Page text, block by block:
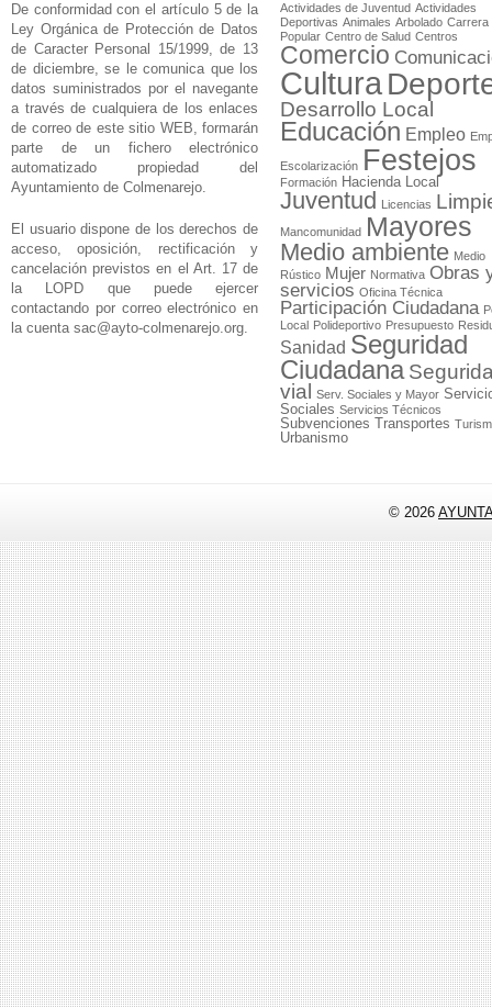
De conformidad con el artículo 5 de la
Ley Orgánica de Protección de Datos
de Caracter Personal 15/1999, de 13
de diciembre, se le comunica que los
datos suministrados por el navegante
a través de cualquiera de los enlaces
de correo de este sitio WEB, formarán
parte de un fichero electrónico
automatizado propiedad del
Ayuntamiento de Colmenarejo.
El usuario dispone de los derechos de
acceso, oposición, rectificación y
cancelación previstos en el Art. 17 de
la LOPD que puede ejercer
contactando por correo electrónico en
la cuenta sac@ayto-colmenarejo.org.
Actividades de Juventud Actividades
Deportivas Animales Arbolado Carrera
Popular Centro de Salud Centros
Comercio
Cultura
Desarrollo Local
Educación Empleo
Escolarización Festejos
Formación Hacienda Local
Juventud Licencias
Mancomunidad Mayores
Medio ambiente Medio
Rústico Mujer Normativa Obras
servicios Oficina Técnica
Participación Ciudadana
Local Polideportivo Presupuesto
Sanidad Seguridad
Ciudadana
vial
Serv. Sociales y Mayor
Sociales Servicios Técnicos
Subvenciones Transportes
Urbanismo
© 2026